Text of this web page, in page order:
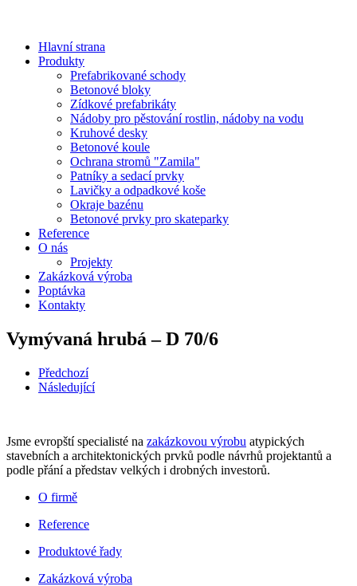
Hlavní strana
Produkty
Prefabrikované schody
Betonové bloky
Zídkové prefabrikáty
Nádoby pro pěstování rostlin, nádoby na vodu
Kruhové desky
Betonové koule
Ochrana stromů "Zamila"
Patníky a sedací prvky
Lavičky a odpadkové koše
Okraje bazénu
Betonové prvky pro skateparky
Reference
O nás
Projekty
Zakázková výroba
Poptávka
Kontakty
Vymývaná hrubá – D 70/6
Předchozí
Následující
Jsme evropští specialisté na zakázkovou výrobu atypických
stavebních a architektonických prvků podle návrhů projektantů a
podle přání a představ velkých i drobných investorů.
O firmě
Reference
Produktové řady
Zakázková výroba